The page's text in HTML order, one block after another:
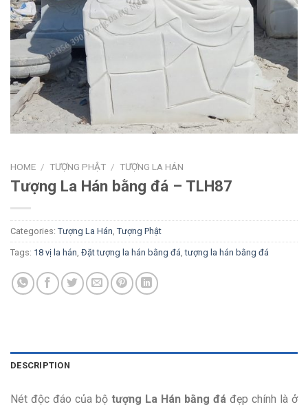
HOME / TƯỢNG PHẬT / TƯỢNG LA HÁN
Tượng La Hán bằng đá – TLH87
Categories: Tượng La Hán, Tượng Phật
Tags: 18 vị la hán, Đặt tượng la hán bằng đá,tượng la hán bằng đá
DESCRIPTION
Nét độc đáo của bộ tượng La Hán bằng đá đẹp chính là ở